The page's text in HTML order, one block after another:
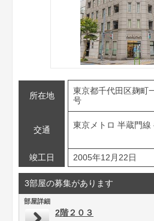
所在地
東京都千代田区麹町
号
交通
東京メトロ 半蔵門線
竣工日 2005年12月22日
3部屋の募集があります
部屋詳細
2階２０３